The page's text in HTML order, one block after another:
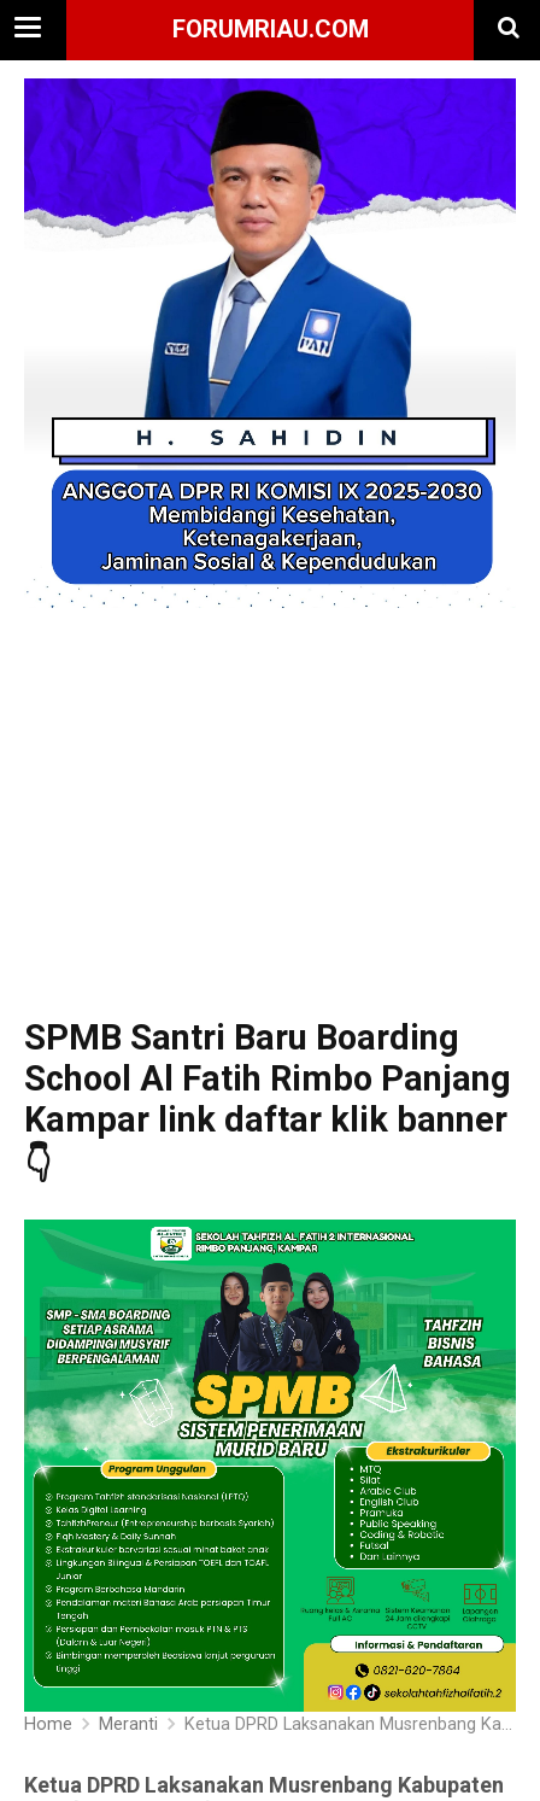
FORUMRIAU.COM
SPMB Santri Baru Boarding
School Al Fatih Rimbo Panjang
Kampar link daftar klik banner
👇
Home Meranti Ketua DPRD Laksanakan Musrenbang Kabupaten Kepulauan Meranti
Ketua DPRD Laksanakan Musrenbang Kabupaten